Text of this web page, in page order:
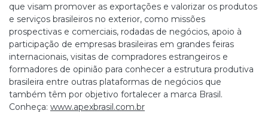
que visam promover as exportações e valorizar os produtos
e serviços brasileiros no exterior, como missões
prospectivas e comerciais, rodadas de negócios, apoio à
participação de empresas brasileiras em grandes feiras
internacionais, visitas de compradores estrangeiros e
formadores de opinião para conhecer a estrutura produtiva
brasileira entre outras plataformas de negócios que
também têm por objetivo fortalecer a marca Brasil.
Conheça: www.apexbrasil.com.br